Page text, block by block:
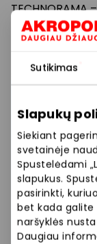
Sutikimas
Slapukų
Siekiant
svetainėje
Spustelėdami
slapukus.
pasirinkti,
bet kada
naršyklės
Daugiau
mažmeninėje
prekyboje.
sklandų
aptarnavimą,
lanksčią
Siūlome platų
televizoriai,
Parduotuvės